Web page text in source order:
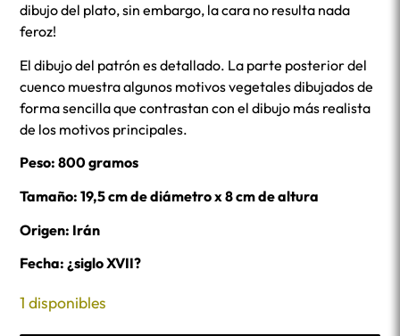
dibujo del plato, sin embargo, la cara no resulta nada
feroz!
El dibujo del patrón es detallado. La parte posterior del
cuenco muestra algunos motivos vegetales dibujados de
forma sencilla que contrastan con el dibujo más realista
de los motivos principales.
Peso: 800 gramos
Tamaño: 19,5 cm de diámetro x 8 cm de altura
Origen: Irán
Fecha: ¿siglo XVII?
1 disponibles